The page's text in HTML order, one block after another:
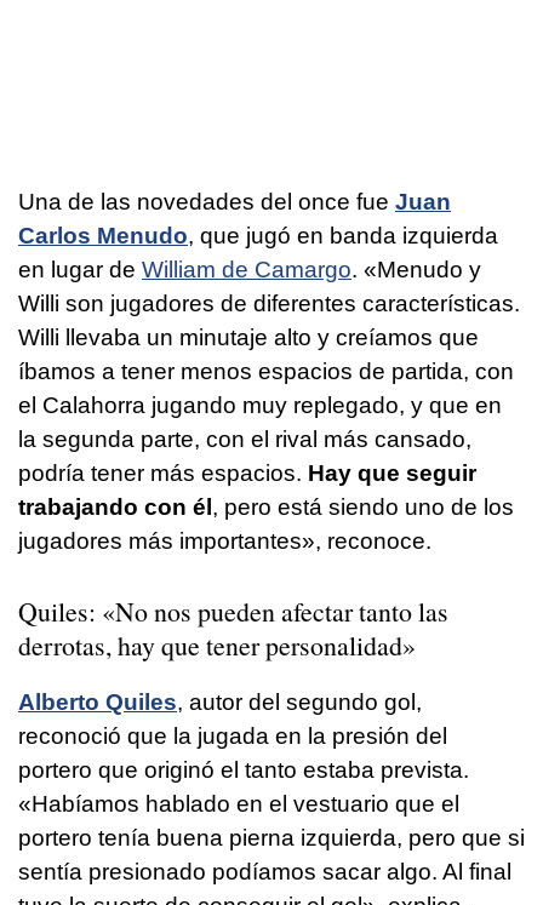
Una de las novedades del once fue Juan
Carlos Menudo, que jugó en banda izquierda
en lugar de William de Camargo. «Menudo y
Willi son jugadores de diferentes características.
Willi llevaba un minutaje alto y creíamos que
íbamos a tener menos espacios de partida, con
el Calahorra jugando muy replegado, y que en
la segunda parte, con el rival más cansado,
podría tener más espacios. Hay que seguir
trabajando con él, pero está siendo uno de los
jugadores más importantes», reconoce.
Quiles: «No nos pueden afectar tanto las
derrotas, hay que tener personalidad»
Alberto Quiles, autor del segundo gol,
reconoció que la jugada en la presión del
portero que originó el tanto estaba prevista.
«Habíamos hablado en el vestuario que el
portero tenía buena pierna izquierda, pero que si
sentía presionado podíamos sacar algo. Al final